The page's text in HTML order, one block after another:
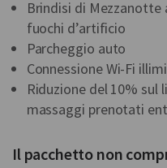
Brindisi di Mezzanotte
fuochi d’artificio
Parcheggio auto
Connessione Wi-Fi
Riduzione del 10%
massaggi prenotati
Il pacchetto non